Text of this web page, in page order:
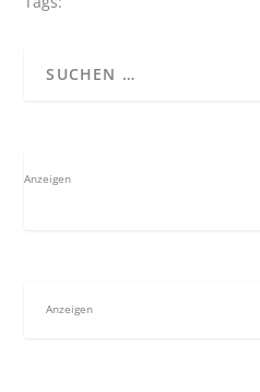
Anzeigen
Anzeigen